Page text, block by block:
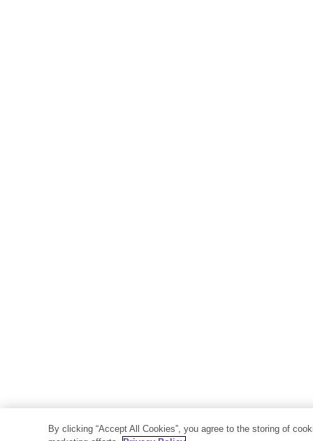
By clicking “Accept All Cookies”, you agree to the storing of